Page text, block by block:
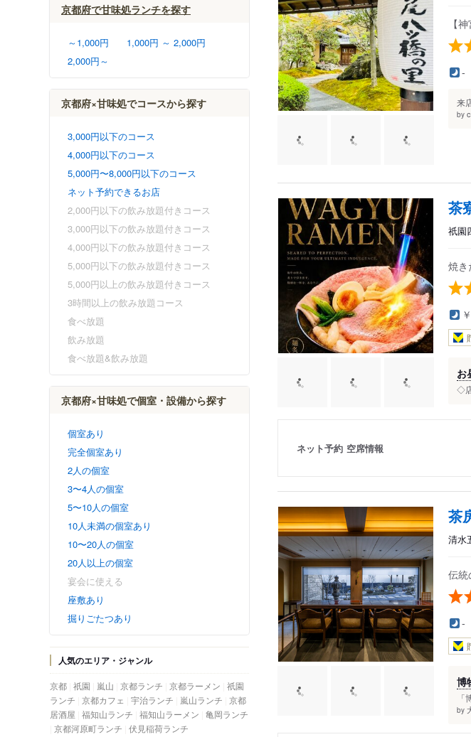
京都府で甘味処ランチを探す
～1,000円
1,000円 ～ 2,000円
2,000円～
京都府×甘味処でコースから探す
3,000円以下のコース
4,000円以下のコース
5,000円〜8,000円以下のコース
ネット予約できるお店
2,000円以下の飲み放題付きコース
3,000円以下の飲み放題付きコース
4,000円以下の飲み放題付きコース
5,000円以下の飲み放題付きコース
5,000円以上の飲み放題付きコース
3時間以上の飲み放題コース
食べ放題
飲み放題
食べ放題&飲み放題
京都府×甘味処で個室・設備から探す
個室あり
完全個室あり
2人の個室
3〜4人の個室
5〜10人の個室
10人未満の個室あり
10〜20人の個室
20人以上の個室
宴会に使える
座敷あり
掘りごたつあり
人気のエリア・ジャンル
京都 祇園 嵐山 京都ランチ 京都ラーメン 祇園
ランチ 京都カフェ 宇治ランチ 嵐山ランチ 京都
居酒屋 福知山ランチ 福知山ラーメン 亀岡ランチ
京都河原町ランチ 伏見稲荷ランチ
【
-
来
by
茶
祇園
焼き
お
◇
ネット予約 空席情報
茶
清水
伝統
-
博
by